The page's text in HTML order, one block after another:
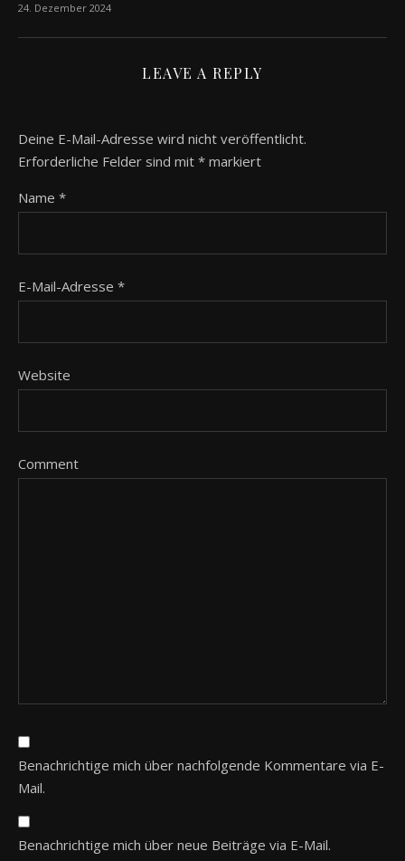
24. Dezember 2024
LEAVE A REPLY
Deine E-Mail-Adresse wird nicht veröffentlicht.
Erforderliche Felder sind mit * markiert
Name *
E-Mail-Adresse *
Website
Comment
Benachrichtige mich über nachfolgende Kommentare via E-
Mail.
Benachrichtige mich über neue Beiträge via E-Mail.